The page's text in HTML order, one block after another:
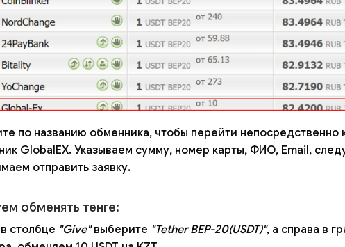
по названию обменника, чтобы перейти
GlobalEX. Указываем сумму, номер карты, ФИО, Email,
отправить заявку.
обменять тенге:
столбце "Give"выберите "Tether BEP-20(USDT)", а справа в